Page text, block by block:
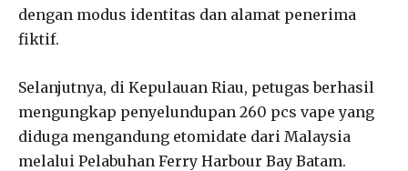
dengan modus identitas dan alamat penerima
fiktif.
Selanjutnya, di Kepulauan Riau, petugas berhasil
mengungkap penyelundupan 260 pcs vape yang
diduga mengandung etomidate dari Malaysia
melalui Pelabuhan Ferry Harbour Bay Batam.